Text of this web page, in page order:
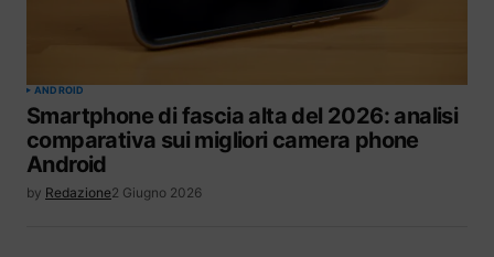
ANDROID
Smartphone di fascia alta del 2026: analisi
comparativa sui migliori camera phone
Android
by Redazione2 Giugno 2026